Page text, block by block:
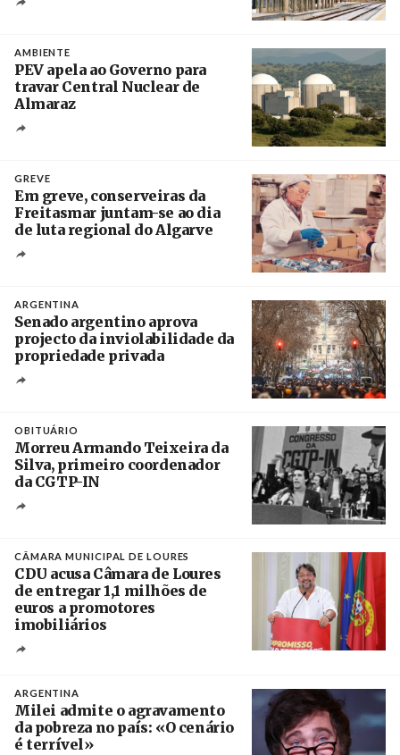
AMBIENTE
PEV apela ao Governo para
travar Central Nuclear de
Almaraz
GREVE
Em greve, conserveiras da
Freitasmar juntam-se ao dia
de luta regional do Algarve
ARGENTINA
Senado argentino aprova
projecto da inviolabilidade da
propriedade privada
OBITUÁRIO
Morreu Armando Teixeira da
Silva, primeiro coordenador
da CGTP-IN
CÂMARA MUNICIPAL DE LOURES
CDU acusa Câmara de Loures
de entregar 1,1 milhões de
euros a promotores
imobiliários
ARGENTINA
Milei admite o agravamento
da pobreza no país: «O cenário
é terrível»